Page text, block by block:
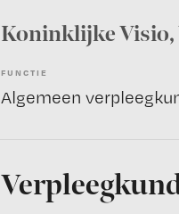
Koninklijke Visio
FUNCTIE
Algemeen